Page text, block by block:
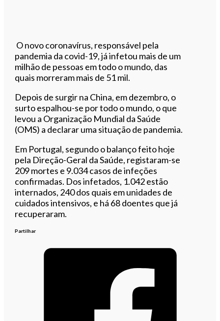
O novo coronavírus, responsável pela
pandemia da covid-19, já infetou mais de um
milhão de pessoas em todo o mundo, das
quais morreram mais de 51 mil.
Depois de surgir na China, em dezembro, o
surto espalhou-se por todo o mundo, o que
levou a Organização Mundial da Saúde
(OMS) a declarar uma situação de pandemia.
Em Portugal, segundo o balanço feito hoje
pela Direção-Geral da Saúde, registaram-se
209 mortes e 9.034 casos de infeções
confirmadas. Dos infetados, 1.042 estão
internados, 240 dos quais em unidades de
cuidados intensivos, e há 68 doentes que já
recuperaram.
Partilhar